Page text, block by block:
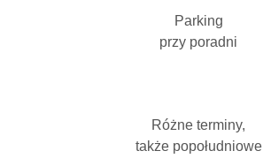
Parking
przy poradni
Różne terminy,
także popołudniowe